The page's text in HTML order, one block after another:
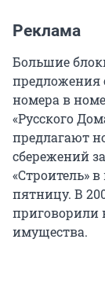
Реклама
Большие
предложения
номера в
«Русского
предлагают
сбережений
«Строитель»
пятницу. В
приговорили
имущества.